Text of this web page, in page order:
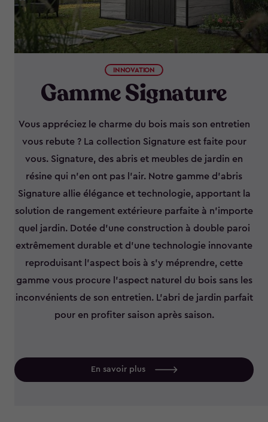
INNOVATION
Gamme Signature
Vous appréciez le charme du bois mais son entretien
vous rebute ? La collection Signature est faite pour
vous. Signature, des abris et meubles de jardin en
résine qui n’en ont pas l’air. Notre gamme d'abris
Signature allie élégance et technologie, apportant la
solution de rangement extérieure parfaite à n'importe
quel jardin. Dotée d'une construction à double paroi
extrêmement durable et d'une technologie innovante
reproduisant l'aspect bois à s'y méprendre, cette
gamme vous procure l'aspect naturel du bois sans les
inconvénients de son entretien. L'abri de jardin parfait
pour en profiter saison après saison.
En savoir plus